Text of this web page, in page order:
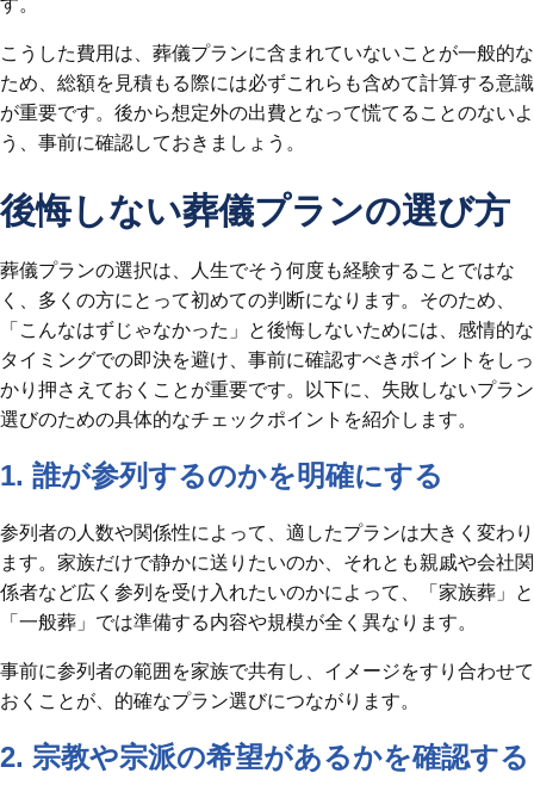
こうした費用は、葬儀プランに含まれていないことが一般的な
ため、総額を見積もる際には必ずこれらも含めて計算する意識
が重要です。後から想定外の出費となって慌てることのないよ
う、事前に確認しておきましょう。
後悔しない葬儀プランの選び方
葬儀プランの選択は、人生でそう何度も経験することではな
く、多くの方にとって初めての判断になります。そのため、
「こんなはずじゃなかった」と後悔しないためには、感情的な
タイミングでの即決を避け、事前に確認すべきポイントをしっ
かり押さえておくことが重要です。以下に、失敗しないプラン
選びのための具体的なチェックポイントを紹介します。
1. 誰が参列するのかを明確にする
参列者の人数や関係性によって、適したプランは大きく変わり
ます。家族だけで静かに送りたいのか、それとも親戚や会社関
係者など広く参列を受け入れたいのかによって、「家族葬」と
「一般葬」では準備する内容や規模が全く異なります。
事前に参列者の範囲を家族で共有し、イメージをすり合わせて
おくことが、的確なプラン選びにつながります。
2. 宗教や宗派の希望があるかを確認する